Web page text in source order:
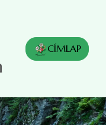
CÍMLAP